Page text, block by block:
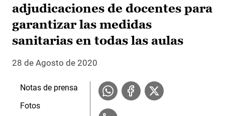
adjudicaciones de docentes para
garantizar las medidas
sanitarias en todas las aulas
28 de Agosto de 2020
Notas de prensa
Fotos